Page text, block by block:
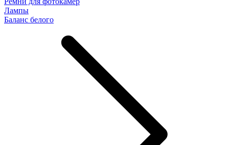
Лампы
Баланс белого